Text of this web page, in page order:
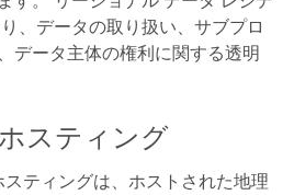
、データの取り扱い、サブプロ
データ主体の権利に関する透明
スティング
ティングは、ホストされた地理